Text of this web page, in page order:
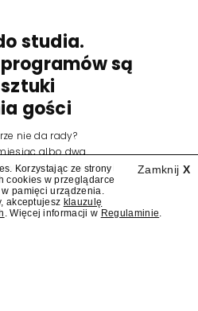
studia.
są
gości
nie da rady?
albo dwa.
są mistrzami sztuki
Zamknij X
Korzystając ze strony
cookies w przeglądarce
pamięci urządzenia.
akceptujesz klauzulę
. Więcej informacji w Regulaminie.